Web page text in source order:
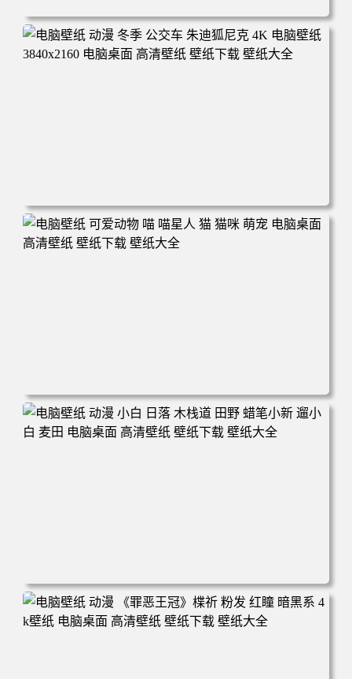
电脑壁纸 完美世界 荒天帝石昊 4K高清动漫壁纸 电脑桌面
高清壁纸 壁纸下载 壁纸大全
电脑壁纸 动漫 冬季 公交车 朱迪狐尼克 4K 电脑壁纸 3840x2
160 电脑桌面 高清壁纸 壁纸下载 壁纸大全
电脑壁纸 可爱动物 喵 喵星人 猫 猫咪 萌宠 电脑桌面 高清壁
纸 壁纸下载 壁纸大全
电脑壁纸 动漫 小白 日落 木栈道 田野 蜡笔小新 遛小白 麦田
电脑桌面 高清壁纸 壁纸下载 壁纸大全